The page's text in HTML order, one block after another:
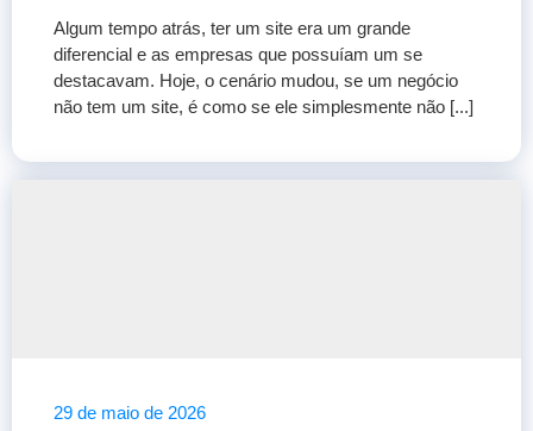
Algum tempo atrás, ter um site era um grande
diferencial e as empresas que possuíam um se
destacavam. Hoje, o cenário mudou, se um negócio
não tem um site, é como se ele simplesmente não [...]
29 de maio de 2026